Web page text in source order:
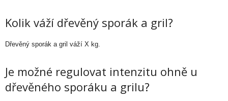
Kolik váží dřevěný sporák a gril?
Dřevěný sporák a gril váží X kg.
Je možné regulovat intenzitu ohně u
dřevěného sporáku a grilu?